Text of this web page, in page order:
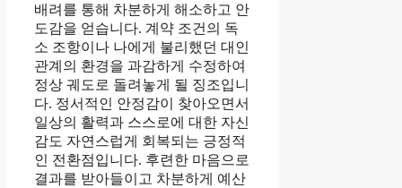
배려를 통해 차분하게 해소하고 안
도감을 얻습니다. 계약 조건의 독
소 조항이나 나에게 불리했던 대인
관계의 환경을 과감하게 수정하여
정상 궤도로 돌려놓게 될 징조입니
다. 정서적인 안정감이 찾아오면서
일상의 활력과 스스로에 대한 자신
감도 자연스럽게 회복되는 긍정적
인 전환점입니다. 후련한 마음으로
결과를 받아들이고 차분하게 예산